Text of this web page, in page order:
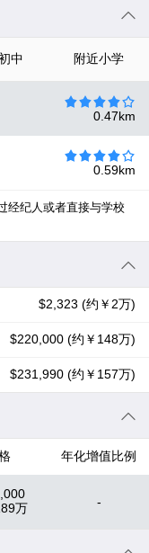
中 附近小学
0.47km
0.59km
经纪人或者直接与学校
$2,323 (约￥2万)
$220,000 (约￥148万)
$231,990 (约￥157万)
年化增值比例
万 -